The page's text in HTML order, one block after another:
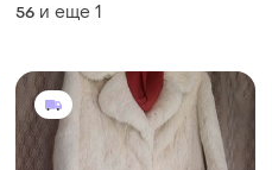
56 и еще 1